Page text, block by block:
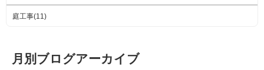
庭工事(11)
月別ブログアーカイブ